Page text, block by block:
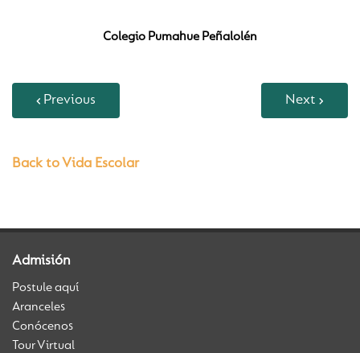
Colegio Pumahue Peñalolén
Previous Next
Back to Vida Escolar
Admisión
Postule aquí
Aranceles
Conócenos
Tour Virtual